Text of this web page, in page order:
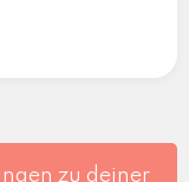
zu deiner